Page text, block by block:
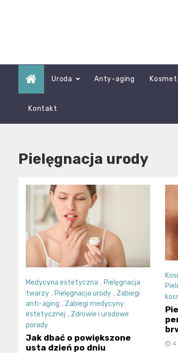
Uroda Anty-aging
Kontakt
Pielęgnacja urody
Medycyna estetyczna , Pielęgnacja
twarzy , Pielęgnacja urody , Zabiegi
anti-aging , Zabiegi medycyny
estetycznej , Zdrowie i urodowe
porady
Jak dbać o powiększone
usta dzień po dniu
4